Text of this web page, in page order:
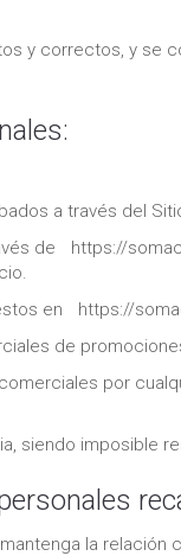
y correctos, y
a través del
de https://
en https://
de
por
siendo imposible
la